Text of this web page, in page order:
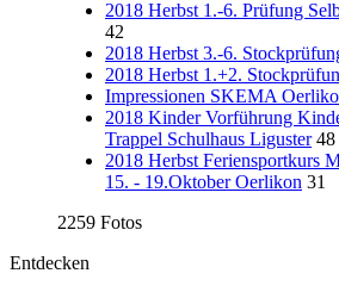
2018 Herbst 1.-6. Prüfung
42
2018 Herbst 3.-6.
2018 Herbst 1.+2.
Impressionen SKEMA
2018 Kinder Vorführung
Trappel Schulhaus Liguster 48
2018 Herbst Feriensportkurs
15. - 19.Oktober Oerlikon 31
2259 Fotos
Entdecken